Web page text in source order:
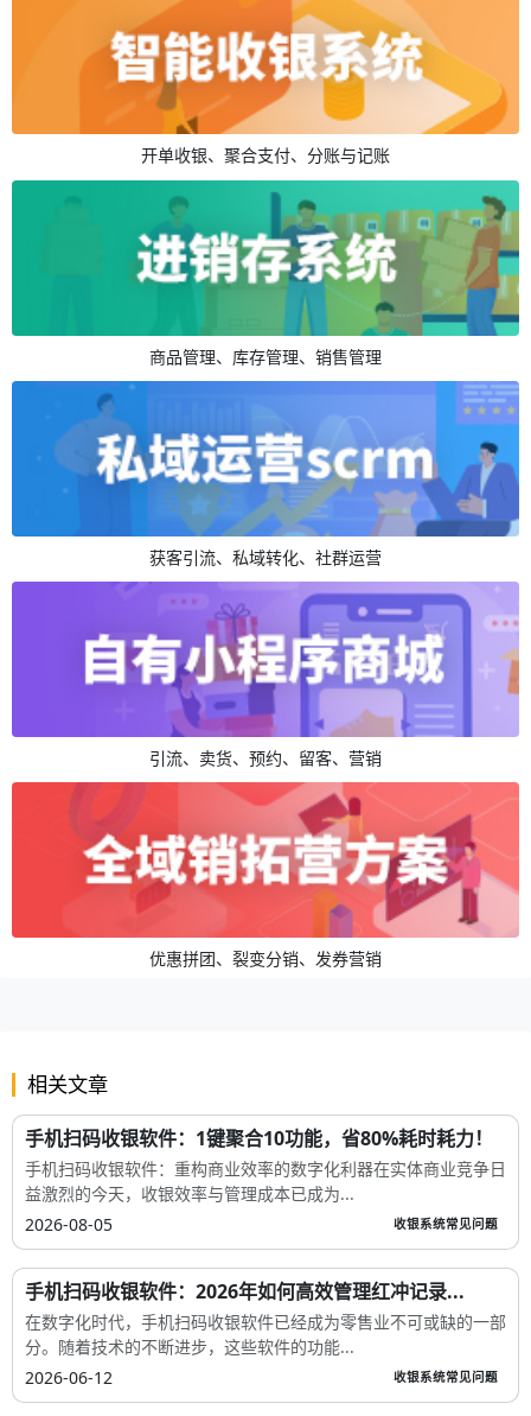
开单收银、聚合支付、分账与记账
商品管理、库存管理、销售管理
获客引流、私域转化、社群运营
引流、卖货、预约、留客、营销
优惠拼团、裂变分销、发券营销
相关文章
手机扫码收银软件：1键聚合10功能，省80%耗时耗力！
手机扫码收银软件：重构商业效率的数字化利器在实体商业竞争日
益激烈的今天，收银效率与管理成本已成为...
2026-08-05
收银系统常见问题
手机扫码收银软件：2026年如何高效管理红冲记录...
在数字化时代，手机扫码收银软件已经成为零售业不可或缺的一部
分。随着技术的不断进步，这些软件的功能...
2026-06-12
收银系统常见问题